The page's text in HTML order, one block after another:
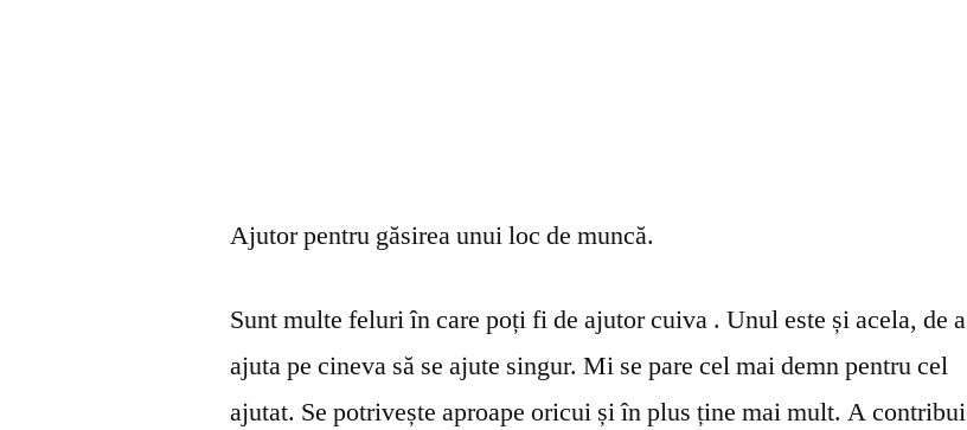
Ajutor pentru găsirea unui loc de muncă.
Sunt multe feluri în care poți fi de ajutor cuiva . Unul este și acela, de a
ajuta pe cineva să se ajute singur. Mi se pare cel mai demn pentru cel
ajutat. Se potrivește aproape oricui și în plus ține mai mult. A contribui